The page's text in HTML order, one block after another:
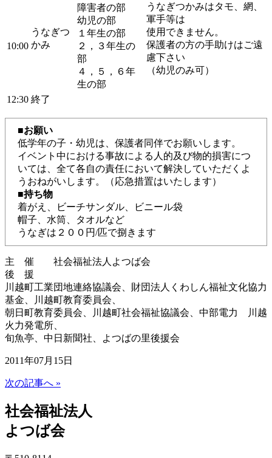
うなぎつかみはタモ、網、
軍手等は
使用できません。
保護者の方の手助けはご遠
慮下さい
（幼児のみ可）
うなぎつ
かみ
10:00
障害者の部
幼児の部
１年生の部
２，３年生の
部
４，５，６年
生の部
12:30 終了
■お願い
低学年の子・幼児は、保護者同伴でお願いします。
イベント中における事故による人的及び物的損害につ
いては、全て各自の責任において解決していただくよ
うおねがいします。（応急措置はいたします）
■持ち物
着がえ、ビーチサンダル、ビニール袋
帽子、水筒、タオルなど
うなぎは２００円/匹で捌きます
主 催 社会福祉法人よつば会
後 援
川越町工業団地連絡協議会、財団法人くわしん福祉文化協力
基金、川越町教育委員会、
朝日町教育委員会、川越町社会福祉協議会、中部電力 川越
火力発電所、
旬魚亭、中日新聞社、よつばの里後援会
2011年07月15日
次の記事へ »
社会福祉法人
よつば会